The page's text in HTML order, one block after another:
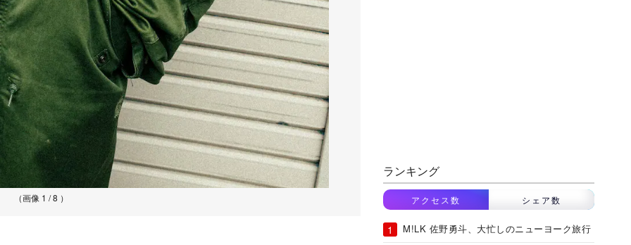
（画像 1 / 8 ）
ランキング
アクセス数 シェア数
M!LK 佐野勇斗、大忙しのニューヨーク旅行